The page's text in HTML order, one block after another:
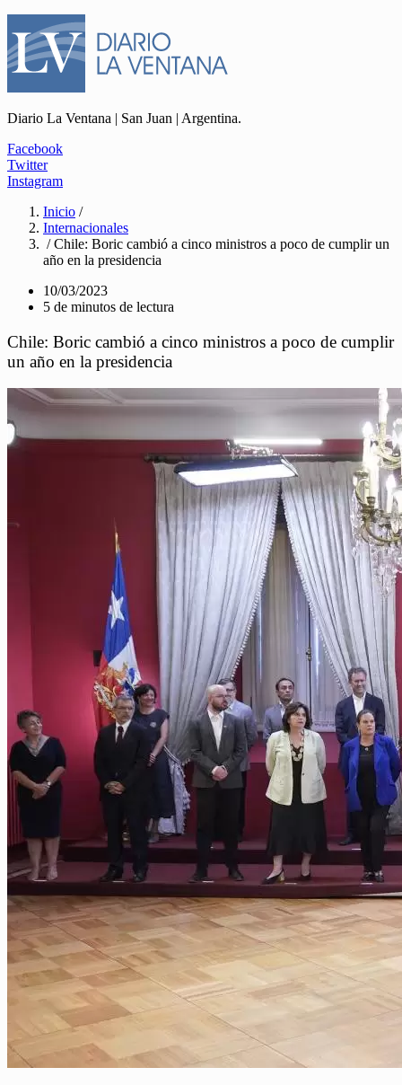
Diario La Ventana | San Juan | Argentina.
Facebook
Twitter
Instagram
Inicio /
Internacionales
/ Chile: Boric cambió a cinco ministros a poco de cumplir un
año en la presidencia
10/03/2023
5 de minutos de lectura
Chile: Boric cambió a cinco ministros a poco de cumplir
un año en la presidencia